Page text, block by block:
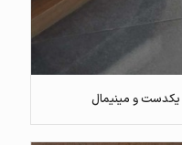
یکدست و مینیمال